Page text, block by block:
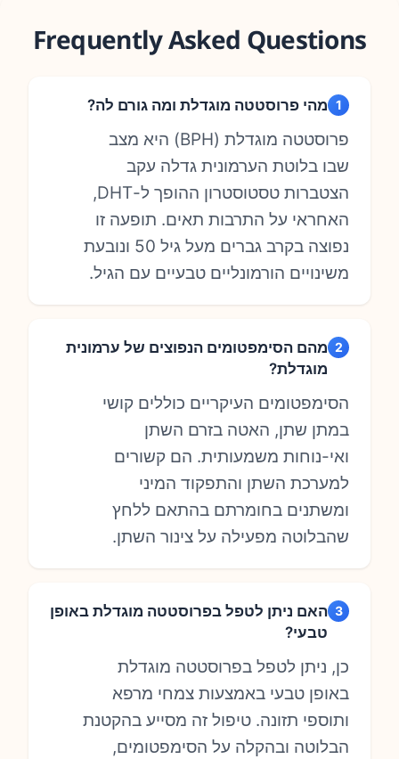
Frequently Asked Questions
1 מהי פרוסטטה מוגדלת ומה גורם לה?
פרוסטטה מוגדלת (BPH) היא מצב
שבו בלוטת הערמונית גדלה עקב
הצטברות טסטוסטרון ההופך ל-DHT,
האחראי על התרבות תאים. תופעה זו
נפוצה בקרב גברים מעל גיל 50 ונובעת
משינויים הורמונליים טבעיים עם הגיל.
2 מהם הסימפטומים הנפוצים של ערמונית
מוגדלת?
הסימפטומים העיקריים כוללים קושי
במתן שתן, האטה בזרם השתן
ואי-נוחות משמעותית. הם קשורים
למערכת השתן והתפקוד המיני
ומשתנים בחומרתם בהתאם ללחץ
שהבלוטה מפעילה על צינור השתן.
3 האם ניתן לטפל בפרוסטטה מוגדלת באופן
טבעי?
כן, ניתן לטפל בפרוסטטה מוגדלת
באופן טבעי באמצעות צמחי מרפא
ותוספי תזונה. טיפול זה מסייע בהקטנת
הבלוטה ובהקלה על הסימפטומים,